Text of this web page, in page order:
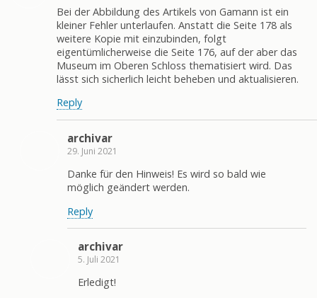
Bei der Abbildung des Artikels von Gamann ist ein
kleiner Fehler unterlaufen. Anstatt die Seite 178 als
weitere Kopie mit einzubinden, folgt
eigentümlicherweise die Seite 176, auf der aber das
Museum im Oberen Schloss thematisiert wird. Das
lässt sich sicherlich leicht beheben und aktualisieren.
Reply
archivar
29. Juni 2021
Danke für den Hinweis! Es wird so bald wie
möglich geändert werden.
Reply
archivar
5. Juli 2021
Erledigt!